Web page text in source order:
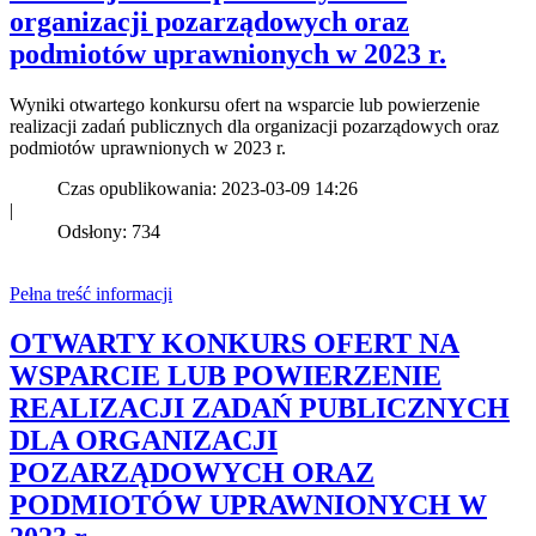
organizacji pozarządowych oraz
podmiotów uprawnionych w 2023 r.
Wyniki otwartego konkursu ofert na wsparcie lub powierzenie
realizacji zadań publicznych dla organizacji pozarządowych oraz
podmiotów uprawnionych w 2023 r.
Czas opublikowania: 2023-03-09 14:26
|
Odsłony: 734
Pełna treść informacji
OTWARTY KONKURS OFERT NA
WSPARCIE LUB POWIERZENIE
REALIZACJI ZADAŃ PUBLICZNYCH
DLA ORGANIZACJI
POZARZĄDOWYCH ORAZ
PODMIOTÓW UPRAWNIONYCH W